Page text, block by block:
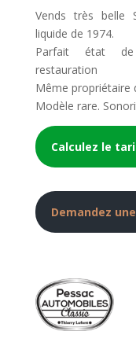
Vends très belle
liquide de 1974.
Parfait état de
restauration
Même propriétaire
Modèle rare.
Calculez le
Demandez